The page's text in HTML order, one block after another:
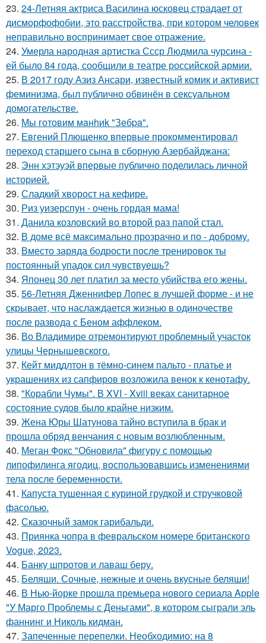
23. 24-Летняя актриса Василина юсковец страдает от
дисморфофобии, это расстройства, при котором человек
неправильно воспринимает свое отражение.
24. Умерла народная артистка Ссср Людмила чурсина -
ей было 84 года, сообщили в театре российской армии.
25. В 2017 году Азиз Ансари, известный комик и активист
феминизма, был публично обвинён в сексуальном
домогательстве.
26. Мы готовим мaнhиk "Зeбpa".
27. Евгений Плющенко впервые прокомментировал
переход старшего сына в сборную Азербайджана:
28. Энн хэтэуэй впервые публично поделилась личной
историей.
29. Сладкий хворост на кефире.
30. Риз уизерспун - очень гордая мама!
31. Данила козловский во второй раз папой стал.
32. В доме всё максимально прозрачно и по - доброму.
33. Вместо заряда бодрости после тренировок ты
постоянный упадок сил чувствуешь?
34. Японец 30 лет платил за место убийства его жены.
35. 56-Летняя Дженнифер Лопес в лучшей форме - и не
скрывает, что наслаждается жизнью в одиночестве
после развода с Беном аффлеком.
36. Во Владимире отремонтируют проблемный участок
улицы Чернышевского.
37. Кейт миддлтон в тёмно-синем пальто - платье и
украшениях из сапфиров возложила венок к кенотафу.
38. "Корабли Чумы". В XVI - Xviii веках санитарное
состояние судов было крайне низким.
39. Жена Юры Шатунова тайно вступила в брак и
прошла обряд венчания с новым возлюбленным.
40. Меган Фокс "Обновила" фигуру с помощью
липофилинга ягодиц, воспользовавшись изменениями
тела после беременности.
41. Капуста тушенная с куриной грудкой и стручковой
фасолью.
42. Сказочный замок гарибальди.
43. Приянка чопра в февральском номере британского
Vogue, 2023.
44. Банку шпротов и лаваш беру.
45. Беляши. Сочные, нежные и очень вкусные беляши!
46. В Нью-йорке прошла премьера нового сериала Apple
"У Марго Проблемы с Деньгами", в котором сыграли эль
фаннинг и Николь кидман.
47. Запеченные перепелки. Необходимио: на 8